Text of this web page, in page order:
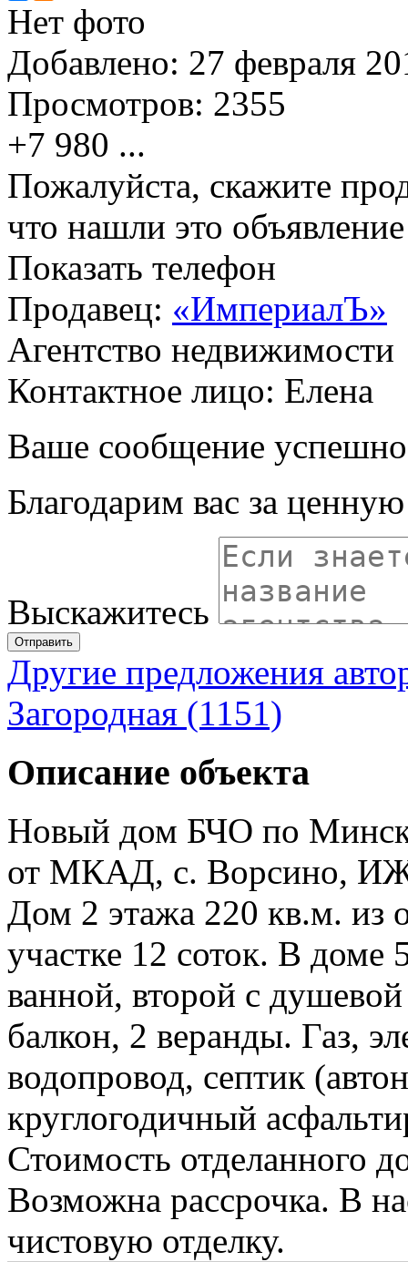
Нет фото
Добавлено: 27 февраля
Просмотров: 2355
+7 980 ...
Пожалуйста, скажите
что нашли это
Показать телефон
Продавец: «ИмпериалЪ»
Агентство недвижимости
Контактное лицо: Елена
Ваше сообщение успешно
Благодарим вас за
Выскажитесь
Отправить
Другие предложения
Загородная (1151)
Описание объекта
Новый дом БЧО по
от МКАД, с. Ворсино,
Дом 2 этажа 220 кв.м. из
участке 12 соток. В доме
ванной, второй с
балкон, 2 веранды. Газ,
водопровод, септик
круглогодичный
Стоимость отделанного
Возможна рассрочка. В
чистовую отделку.